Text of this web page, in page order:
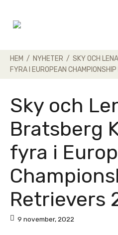
content
HEM / NYHETER / SKY OCH
FYRA I EUROPEAN
Sky och
Bratsberg
fyra i
Retrievers
9 november, 2022